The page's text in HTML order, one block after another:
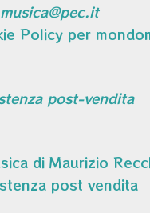
Policy per
post-vendita